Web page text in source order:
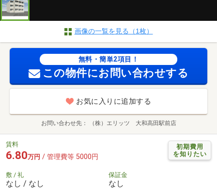
画像の一覧を見る（1枚）
無料・簡単2項目！
この物件にお問い合わせする
お気に入りに追加する
お問い合わせ先 （株）エリッツ 大和高田駅前店
初期費用
を知りたい
賃料
6.80万円 / 管理費等 5000円
敷 / 礼
なし / なし
保証金
なし